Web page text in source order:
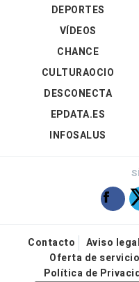
DEPORTES
VÍDEOS
CHANCE
CULTURAOCIO
DESCONECTA
EPDATA.ES
INFOSALUS
Contacto Aviso legal
Oferta de
Política de